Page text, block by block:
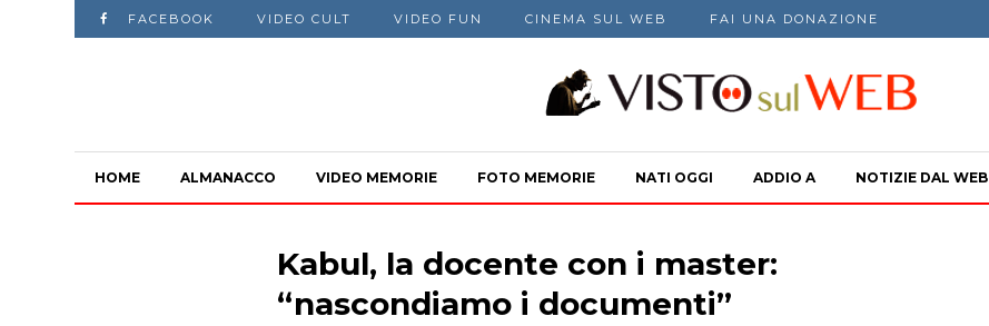
FACEBOOK VIDEO CULT VIDEO FUN CINEMA SUL WEB FAI UNA DONAZIONE
HOME ALMANACCO VIDEO MEMORIE FOTO MEMORIE NATI OGGI ADDIO A NOTIZIE DAL WEB
Kabul, la docente con i master:
“nascondiamo i documenti”